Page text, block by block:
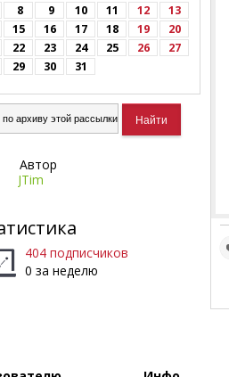
8 9 10 11 12
13
15 16 17 18 19
20
22 23 24 25 26
27
29 30 31
Автор
JTim
404 подписчиков
0 за неделю